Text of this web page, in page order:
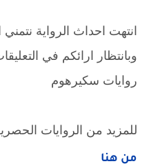
انتهت احداث الرواية
وبانتظار ارائكم في
روايات سكيرهوم
للمزيد من الروايات
من هنا